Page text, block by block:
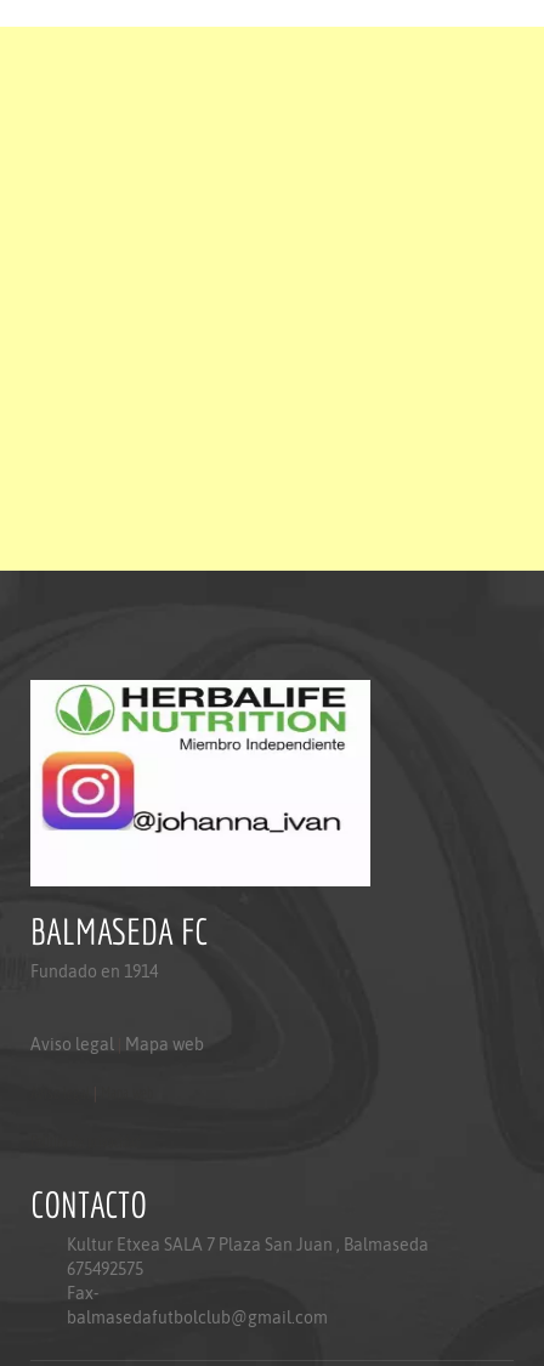
BALMASEDA FC
Fundado en 1914
Aviso legal Mapa web
CONTACTO
Kultur Etxea SALA 7 Plaza San Juan , Balmaseda
675492575
Fax-
balmasedafutbolclub@gmail.com